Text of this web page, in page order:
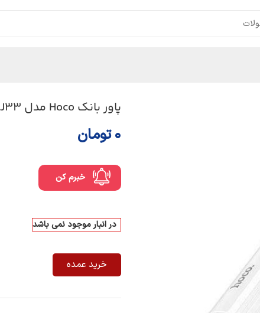
پاور بانک Hoco مدل J33 ظرفیت 10000mAh
۰تومان
خبرم کن
در انبار موجود نمی باشد
خرید عمده